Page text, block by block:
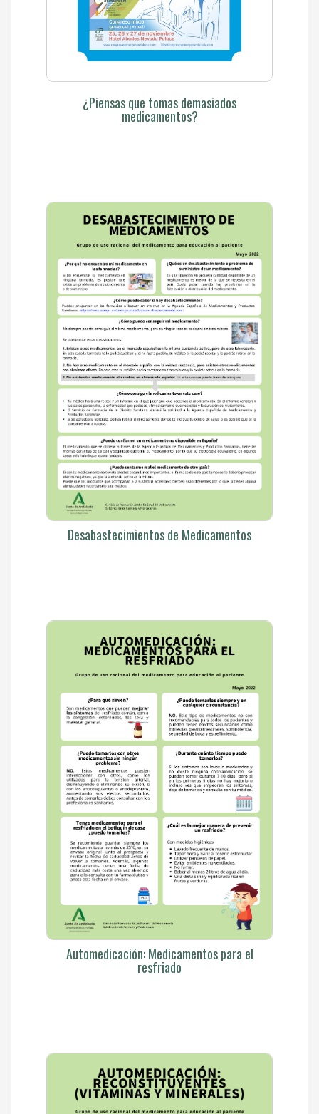
¿Piensas que tomas demasiados
medicamentos?
Desabastecimientos de Medicamentos
Automedicación: Medicamentos para el
resfriado